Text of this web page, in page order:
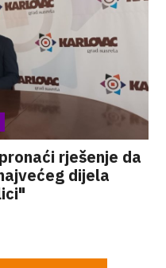
rješenje da
dijela